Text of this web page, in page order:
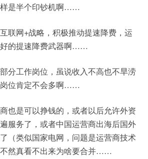
是半个印钞机啊……
联网+战略，积极推动提速降费，运
的提速降费武器啊……
分工作岗位，虽说收入不高也不旱涝
位肯定不会多啊……
也是可以挣钱的，或者以后允许外资
服务了，或者中国运营商出海后国外
（类似国家电网，问题是运营商技术
然真看不出来为啥要合并……